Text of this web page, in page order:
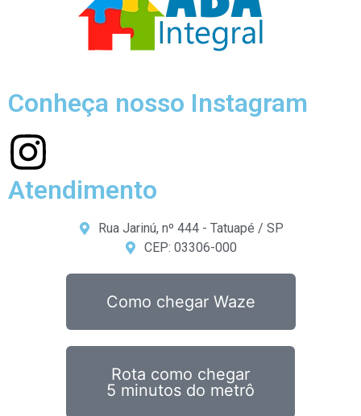
Conheça nosso Instagram
Atendimento
Rua Jarinú, nº 444 - Tatuapé / SP
CEP: 03306-000
Como chegar Waze
Rota como chegar
5 minutos do metrô